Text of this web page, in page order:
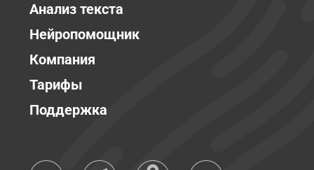
Анализ текста
Нейропомощник
Компания
Тарифы
Поддержка